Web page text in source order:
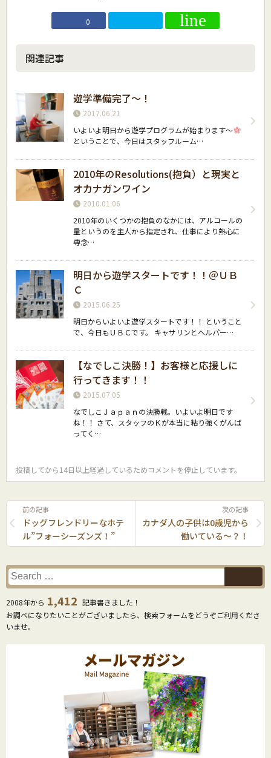
0
関連記事
遊学準備完了〜！
2017.06.21
いよいよ明日から遊学プログラムが始まります〜
ということで、今日はスタッフルーム…
2010年のResolutions(抱負）と現実と
オカナガンワイン
2010.01.06
2010年のいくつかの抱負のなかには、アルコールの
量というのを主人から指定され、仕事により熱心に
専念…
明日から遊学スタートです！！＠ＵＢ
Ｃ
2015.06.25
明日からいよいよ遊学スタートです！！ ということ
で、今日もＵＢＣです。 キャサリンとヘルパー…
【なでしこ決勝！】お客様と応援しに
行ってきます！！
2015.07.05
なでしこＪａｐａｎの決勝戦。いよいよ明日です
ね！！ さて、スタッフのＫが本当に粘り強くがんば
ってく…
投稿してから14日以上経過しているためコメントを停止しています。
前の記事
ドッグフレンドリーなホテ
ル”フォーシーズンズ！”
次の記事
カナダ人の子供は0歳児から
働いている〜？！
2008年から 1,412 記事書きました！
お調べになりたいことがございましたら、検索フォームをどうぞご利用くださ
いませ。